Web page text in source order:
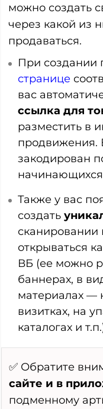
можно создать
через какой из
продаваться.
При создании
странице
вас
ссылка для
разместить в
продвижения.
закодирован
начинающихся
Также у вас
создать
сканировании
открываться
ВБ (ее можно
баннерах, в
материалах —
визитках, на
каталогах и
✅ Обратите
сайте и в
подменному